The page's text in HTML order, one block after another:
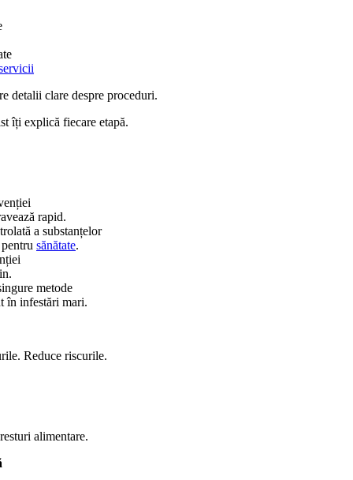
detalii clare despre proceduri.
îți explică fiecare etapă.
rapid.
a substanțelor
sănătate.
metode
în infestări mari.
Reduce riscurile.
alimentare.